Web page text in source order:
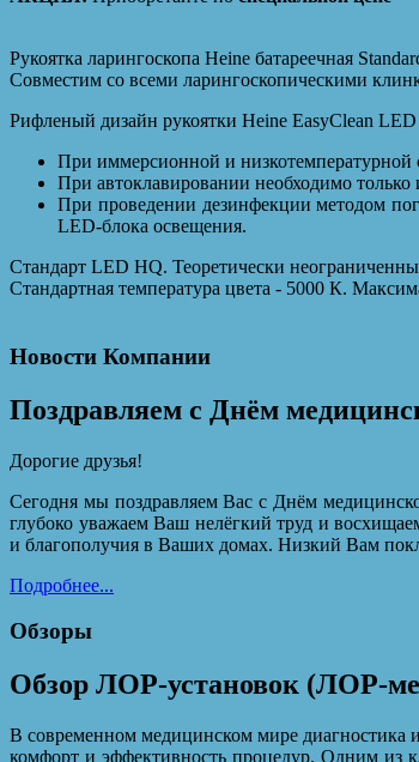
Рукоятка ларингоскопа Heine батареечная
Совместим со всеми ларингоскопическими
Рифленый дизайн рукоятки Heine EasyClean
При иммерсионной и низкотемпературной
При автоклавировании необходимо только
При проведении дезинфекции методом
LED-блока освещения.
Стандарт LED HQ. Теоретически
Стандартная температура цвета - 5000 К.
Новости Компании
Поздравляем с Днём
Дорогие друзья!
Сегодня мы поздравляем Вас с Днём
глубоко уважаем Ваш нелёгкий труд и
и благополучия в Ваших домах. Низкий Вам
Подробнее...
Обзоры
Обзор ЛОР-установок (ЛОР-
В современном медицинском мире диагностика
комфорт и эффективность процедур. Одним из